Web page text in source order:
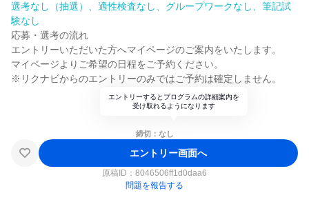
選考なし（抽選）、適性検査なし、グループワークなし、筆記試
験なし
応募・選考の流れ
エントリーいただいた方へマイページのご案内をいたします。
マイページよりご希望の日程をご予約ください。
※リクナビからのエントリーのみではご予約は確定しません。
エントリーするとプログラムの詳細案内を
受け取れるようになります
締切：なし
エントリー画面へ
原稿ID： 8046506ff1d0daa6
問題を報告する